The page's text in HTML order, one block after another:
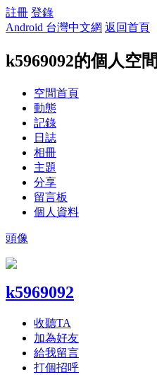
註冊 登錄
Android 台灣中文網 返回首頁
k5969092的個人空間
空間首頁
動態
記錄
日誌
相冊
主題
分享
留言板
個人資料
頭像
k5969092
收聽TA
加為好友
給我留言
打個招呼